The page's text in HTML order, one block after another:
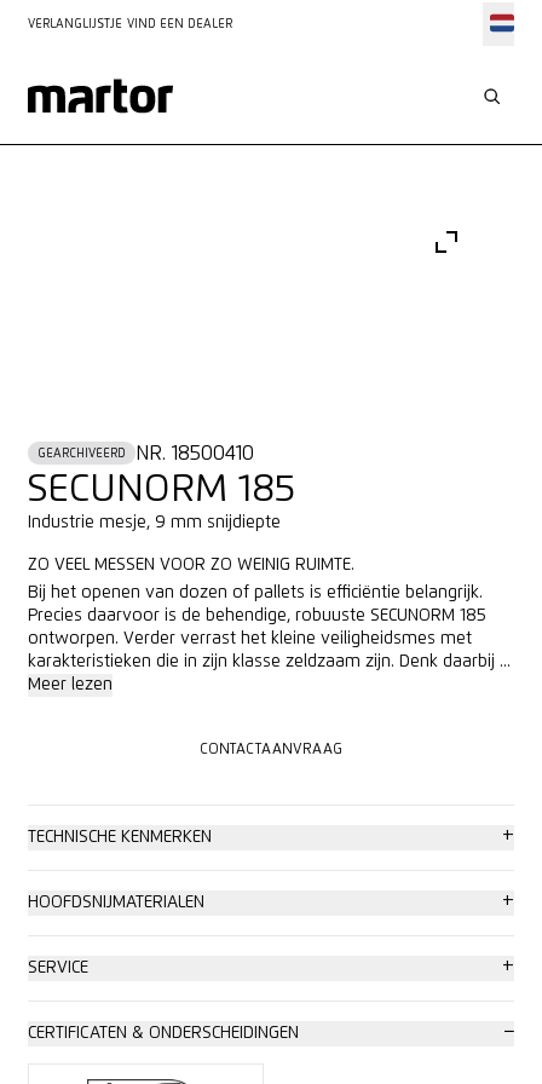
VERLANGLIJSTJE VIND EEN DEALER
GEARCHIVEERD NR. 18500410
SECUNORM 185
Industrie mesje, 9 mm snijdiepte
ZO VEEL MESSEN VOOR ZO WEINIG RUIMTE.
Bij het openen van dozen of pallets is efficiëntie belangrijk.
Precies daarvoor is de behendige, robuuste SECUNORM 185
ontworpen. Verder verrast het kleine veiligheidsmes met
karakteristieken die in zijn klasse zeldzaam zijn. Denk daarbij ...
Meer lezen
CONTACTAANVRAAG
TECHNISCHE KENMERKEN +
Hoge veiligheid
Veilige mesjeswissel (dankzij magneet)
HOOFDSNIJMATERIALEN +
Karton: tot 2-laags
Wikkel-, stretch-, krimpfolie
SERVICE +
Veiligheidsposter
CERTIFICATEN & ONDERSCHEIDINGEN −